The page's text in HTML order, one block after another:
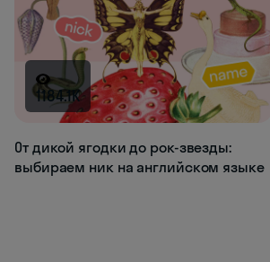
1184.1K
От дикой ягодки до рок-звезды:
выбираем ник на английском языке